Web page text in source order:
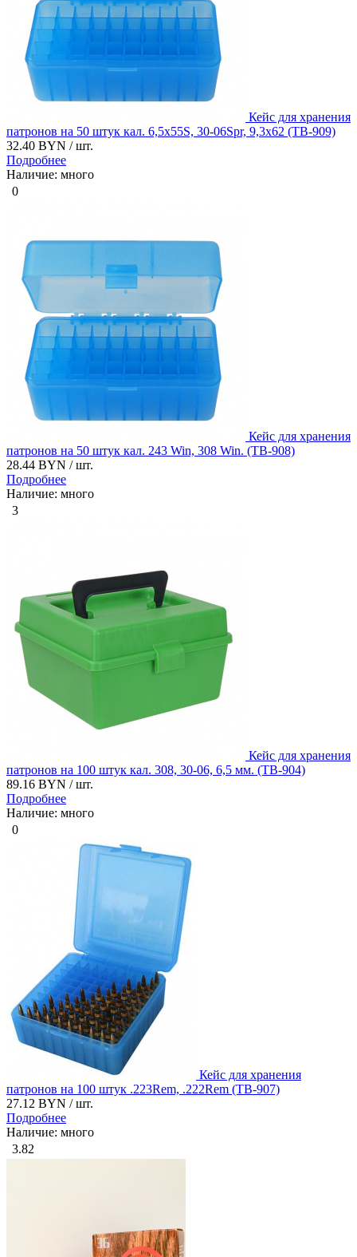
Кейс для хранения
патронов на 50 штук кал. 6,5х55S, 30-06Spr, 9,3х62 (ТВ-909)
32.40 BYN / шт.
Подробнее
Наличие: много
0
Кейс для хранения
патронов на 50 штук кал. 243 Win, 308 Win. (ТВ-908)
28.44 BYN / шт.
Подробнее
Наличие: много
3
Кейс для хранения
патронов на 100 штук кал. 308, 30-06, 6,5 мм. (ТВ-904)
89.16 BYN / шт.
Подробнее
Наличие: много
0
Кейс для хранения
патронов на 100 штук .223Rem, .222Rem (ТВ-907)
27.12 BYN / шт.
Подробнее
Наличие: много
3.82